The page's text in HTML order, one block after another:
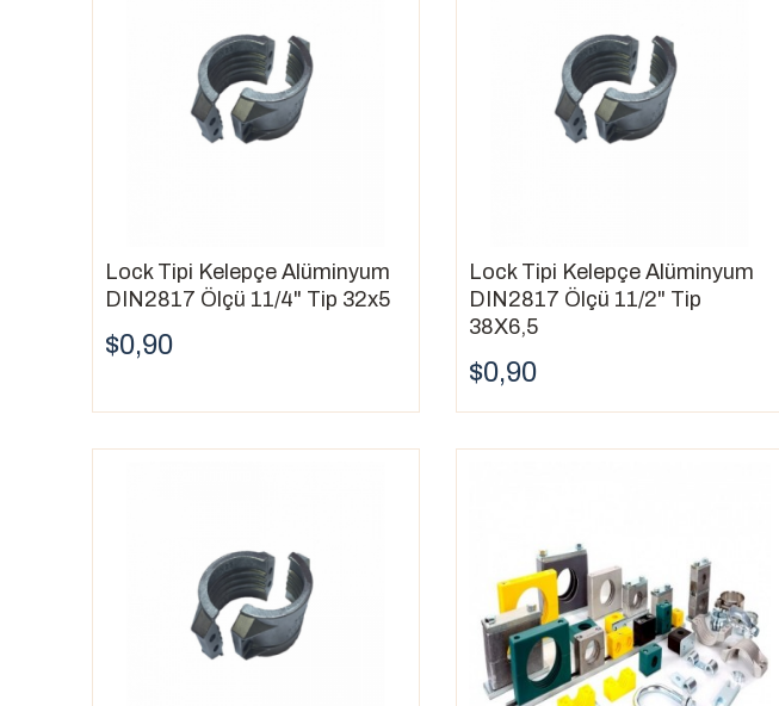
Lock Tipi Kelepçe Alüminyum
DIN2817 Ölçü 11/4" Tip 32x5
$0,90
Lock Tipi Kelepçe Alüminyum
DIN2817 Ölçü 11/2" Tip
38X6,5
$0,90